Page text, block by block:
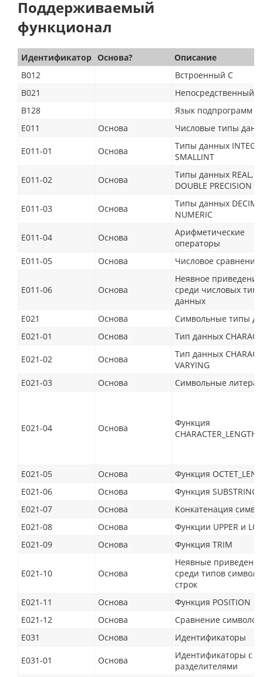
Поддерживаемый
функционал
Идентификатор Основа?
Описание
B012
Встроенный C
B021
Непосредственный
B128
Язык подпрограмм
E011
Основа Числовые типы
E011-01 Основа
Типы данных
SMALLINT
E011-02 Основа
Типы данных REAL,
DOUBLE PRECISION и
E011-03 Основа
Типы данных
NUMERIC
E011-04 Основа
Арифметические
операторы
E011-05
Основа Числовое сравнение
E011-06 Основа
Неявное приведение
среди числовых
данных
E021
Основа
Символьные типы
E021-01
Основа Тип данных
E021-02 Основа
Тип данных
VARYING
E021-03
Основа Символьные
E021-04 Основа
Функция
CHARACTER_LENGTH
E021-05 Основа
Функция
E021-06
Основа
Функция SUBSTRING
E021-07
Основа
Конкатенация
E021-08
Основа
Функции UPPER и
E021-09
Основа Функция TRIM
E021-10 Основа
Неявные приведения
среди типов
строк
E021-11
Основа
Функция POSITION
E021-12
Основа
Сравнение символов
E031
Основа Идентификаторы
E031-01 Основа
Идентификаторы с
разделителями